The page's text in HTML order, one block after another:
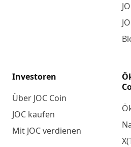
Investoren
Über JOC Coin
JOC kaufen
Mit JOC verdienen